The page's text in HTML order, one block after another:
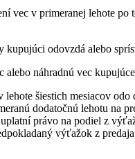
vec v primeranej lehote
odovzdá alebo
alebo náhradnú vec
šiestich mesiacov
dodatočnú lehotu na
právo na podiel z
výťažok z